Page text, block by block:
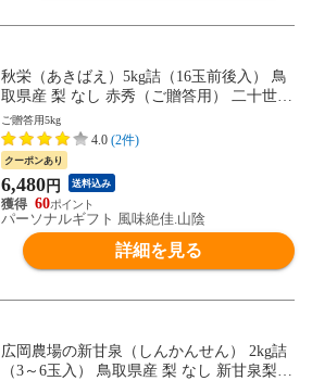
秋栄（あきばえ）5kg詰（16玉前後入） 鳥
取県産 梨 なし 赤秀（ご贈答用） 二十世紀
梨と幸水の掛け合わせ 送料無料（北海道・
沖縄を除く）
ご贈答用5kg
4.0 (2件)
クーポンあり
6,480円 送料込み
60
パーソナルギフト 風味絶佳.山陰
詳細を見る
広岡農場の新甘泉（しんかんせん） 2kg詰
（3～6玉入） 鳥取県産 梨 なし 新甘泉梨